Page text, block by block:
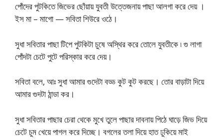
পোঁদের পুটকিতে জিভের ছোঁয়ায় যুবতী উত্তেজনায় পাছা আলগা করে দেয় ।
ইস মা – মাগো — সবিতা শিউরে ওঠে।
সুধা সবিতার পাছা টিপে পুটকিটা চুষে অস্থির করে তোলে যুবতীকে ৷ গু লাগা
পোঁদটা চেটে পুটে পরিস্কার করে দেয়।
সবিতা বলে, আঃ সুধা আমার গুদেটা বড্ড কুট কুট করছে। তোর বাড়াটা দিয়ে
আমার গুদটা ঠান্ডা কর।
সুধা সবিতার পাছার চেরা থেকে মুখে তুলে পাছার দাবনায় পিঠে ঘাড়ে জিভ দিয়ে
চেটে চুম খেয়ে পাগল করে দিচ্ছে। বগলের তলা দিয়ে হাত ঢুকিয়ে মাই